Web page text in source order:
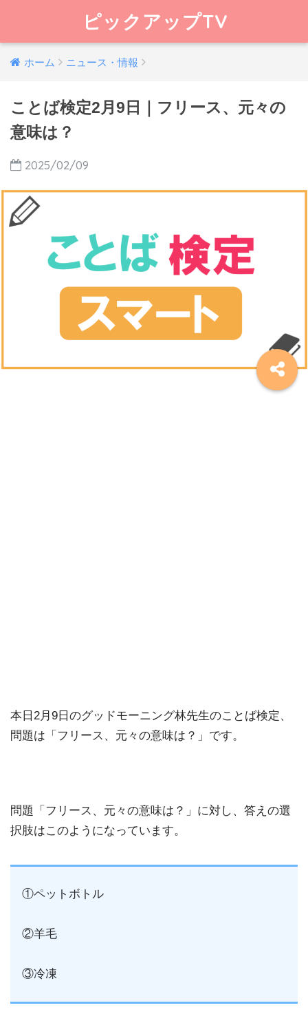
ピックアップTV
ホーム ニュース・情報
ことば検定2月9日｜フリース、元々の
意味は？
2025/02/09
本日2月9日のグッドモーニング林先生のことば検定、
問題は「フリース、元々の意味は？」です。
問題「フリース、元々の意味は？」に対し、答えの選
択肢はこのようになっています。
①ペットボトル
②羊毛
③冷凍